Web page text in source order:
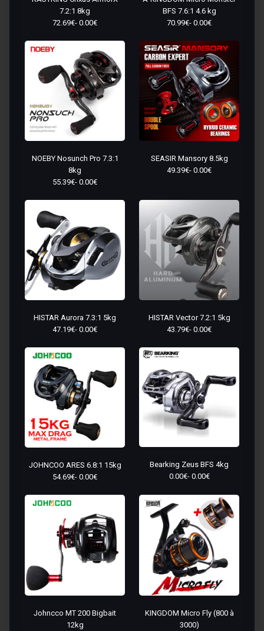
7.2:1 8kg
72.69€- 0.00€
BFS 7.6:1 4.6 kg
70.99€- 0.00€
NOEBY Nosunch Pro 7.3:1
8kg
55.39€- 0.00€
SEASIR Mansory 8.5kg
49.39€- 0.00€
HISTAR Aurora 7.3:1 5kg
47.19€- 0.00€
HISTAR Vector 7.2:1 5kg
43.79€- 0.00€
JOHNCOO ARES 6.8:1 15kg
54.69€- 0.00€
Bearking Zeus BFS 4kg
0.00€- 0.00€
Johncco MT 200 Bigbait
12kg
KINGDOM Micro Fly (800 à
3000)